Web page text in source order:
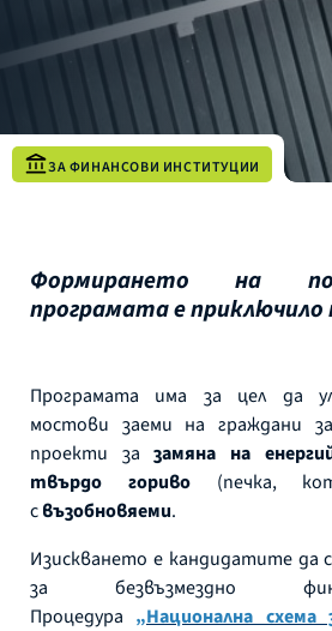
ЗА ФИНАНСОВИ ИНСТИТУЦИИ
Формирането на
програмата е
Програмата има за цел да
мостови заеми на граждани
проекти зазамяна на
твърдо гориво(печка,
свъзобновяеми.
Изискването е кандидатите да
за безвъзмездно
Процедура „Национална схема